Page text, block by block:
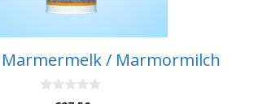
/ Marmormilch